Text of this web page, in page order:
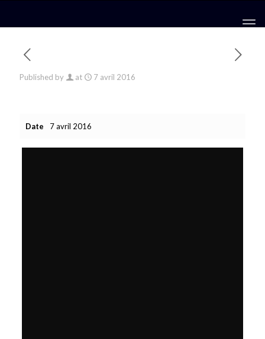
Published by at 7 avril 2016
Date 7 avril 2016